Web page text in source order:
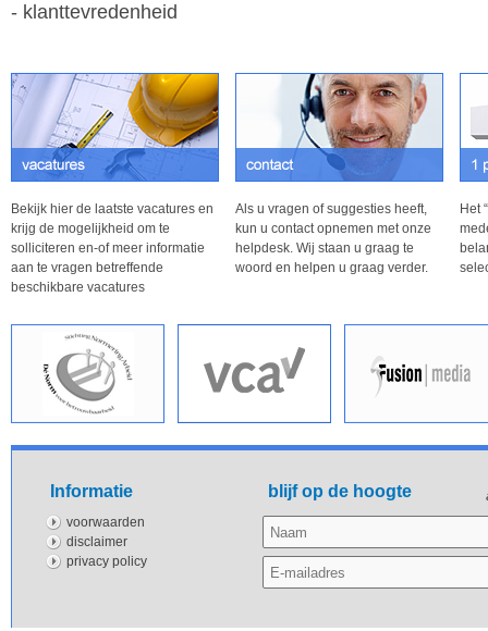
- klanttevredenheid
Bekijk hier de laatste vacatures en
krijg de mogelijkheid om te
solliciteren en-of meer informatie
aan te vragen betreffende
beschikbare vacatures
Als u vragen of suggesties heeft,
kun u contact opnemen met onze
helpdesk. Wij staan u graag te
woord en helpen u graag verder.
Het
Informatie
voorwaarden
disclaimer
privacy policy
blijf op de hoogte